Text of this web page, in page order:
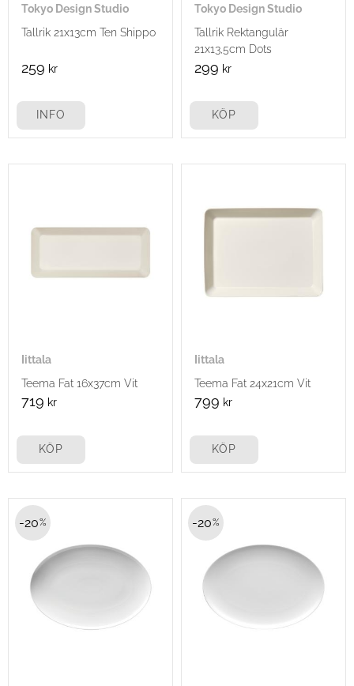
Tokyo Design Studio
Tallrik 21x13cm Ten Shippo
259 kr
INFO
Tokyo Design Studio
Tallrik Rektangulär
21x13,5cm Dots
299 kr
KÖP
Iittala
Teema Fat 16x37cm Vit
719 kr
KÖP
Iittala
Teema Fat 24x21cm Vit
799 kr
KÖP
20% 20%